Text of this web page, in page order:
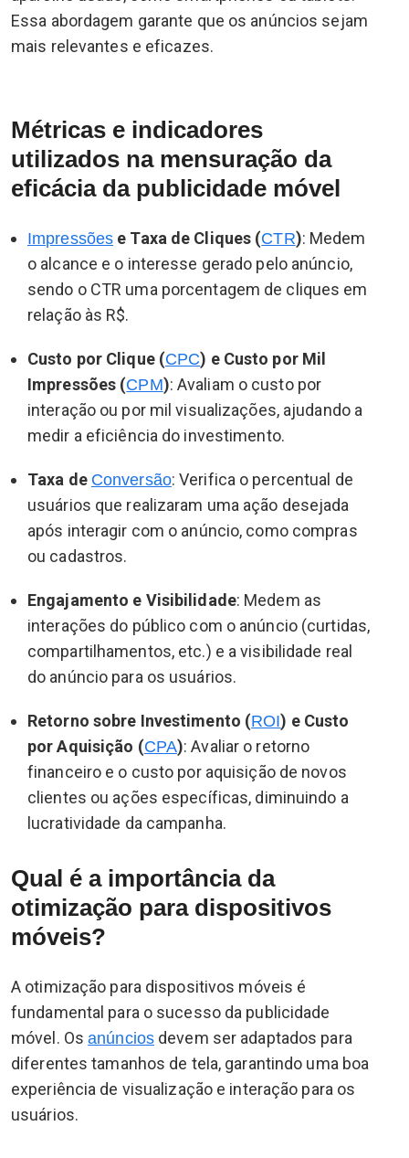
Essa abordagem garante que os anúncios sejam
mais relevantes e eficazes.
Métricas e indicadores
utilizados na mensuração da
eficácia da publicidade móvel
Impressões e Taxa de Cliques (CTR): Medem
o alcance e o interesse gerado pelo anúncio,
sendo o CTR uma porcentagem de cliques em
relação às R$.
Custo por Clique (CPC) e Custo por Mil
Impressões (CPM): Avaliam o custo por
interação ou por mil visualizações, ajudando a
medir a eficiência do investimento.
Taxa de Conversão: Verifica o percentual de
usuários que realizaram uma ação desejada
após interagir com o anúncio, como compras
ou cadastros.
Engajamento e Visibilidade: Medem as
interações do público com o anúncio (curtidas,
compartilhamentos, etc.) e a visibilidade real
do anúncio para os usuários.
Retorno sobre Investimento (ROI) e Custo
por Aquisição (CPA): Avaliar o retorno
financeiro e o custo por aquisição de novos
clientes ou ações específicas, diminuindo a
lucratividade da campanha.
Qual é a importância da
otimização para dispositivos
móveis?
A otimização para dispositivos móveis é
fundamental para o sucesso da publicidade
móvel. Osanúncios devem ser adaptados para
diferentes tamanhos de tela, garantindo uma boa
experiência de visualização e interação para os
usuários.